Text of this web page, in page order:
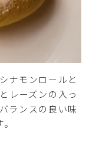
ナモンロールと
レーズンの入っ
ランスの良い味